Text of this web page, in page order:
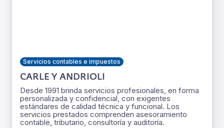
Servicios contables e impuestos
CARLE Y ANDRIOLI
Desde 1991 brinda servicios profesionales, en forma
personalizada y confidencial, con exigentes
estándares de calidad técnica y funcional. Los
servicios prestados comprenden asesoramiento
contable, tributario, consultoría y auditoría.